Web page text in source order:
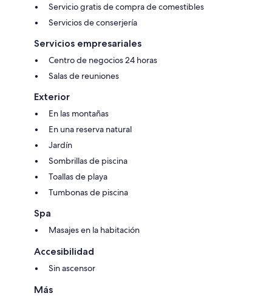
Servicio gratis de compra de comestibles
Servicios de conserjería
Servicios empresariales
Centro de negocios 24 horas
Salas de reuniones
Exterior
En las montañas
En una reserva natural
Jardín
Sombrillas de piscina
Toallas de playa
Tumbonas de piscina
Spa
Masajes en la habitación
Accesibilidad
Sin ascensor
Más